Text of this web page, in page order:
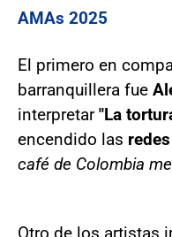
AMAs 2025
El primero en
barranquillera fue
interpretar"La
encendido las
café de Colombia
Otro de los artistas